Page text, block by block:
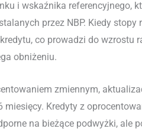
i wskaźnika referencyjnego,
przez NBP. Kiedy stopy
co prowadzi do wzrostu
obniżeniu.
zmiennym,
Kredyty z
na bieżące podwyżki, ale